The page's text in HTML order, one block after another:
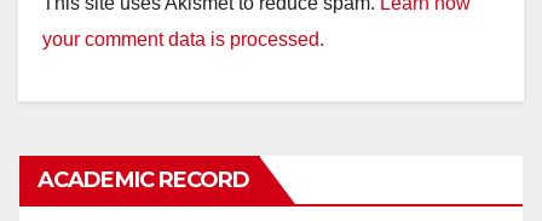
your comment data is processed.
ACADEMIC RECORD